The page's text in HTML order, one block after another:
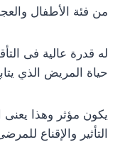
من فئة الأطفال
له قدرة عالية فى
حياة المريض الذي
يكون مؤثر وهذا
التأثير والإقناع